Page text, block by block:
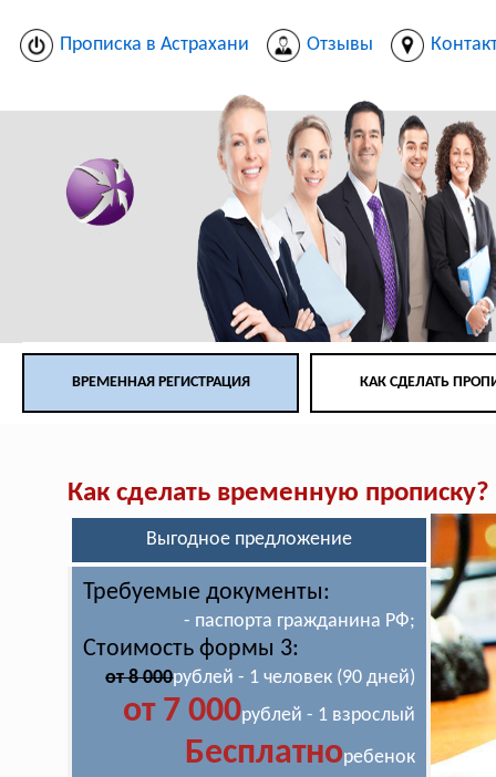
Прописка в Астрахани Отзывы
ВРЕМЕННАЯ РЕГИСТРАЦИЯ КАК СДЕЛАТЬ
Как сделать временную прописку?
Выгодное предложение
Требуемые документы:
- паспорта гражданина РФ;
Стоимость формы 3:
от 8 000рублей - 1 человек (90 дней)
от 7 000рублей - 1 взрослый
Бесплатноребенок